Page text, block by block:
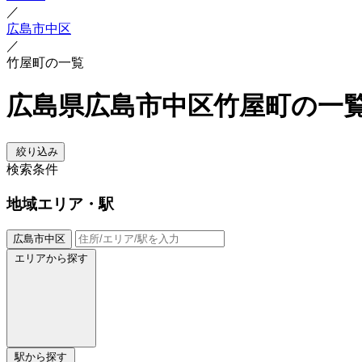
／
広島市中区
／
竹屋町の一覧
広島県広島市中区竹屋町の一
絞り込み
検索条件
地域エリア・駅
広島市中区
エリアから探す
駅から探す